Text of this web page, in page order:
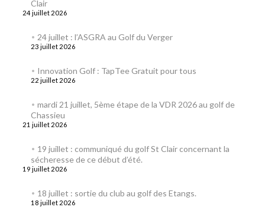
Clair
24 juillet 2026
24 juillet : l’ASGRA au Golf du Verger
23 juillet 2026
Innovation Golf : TapTee Gratuit pour tous
22 juillet 2026
mardi 21 juillet, 5ème étape de la VDR 2026 au golf de
Chassieu
21 juillet 2026
19 juillet : communiqué du golf St Clair concernant la
sécheresse de ce début d’été.
19 juillet 2026
18 juillet : sortie du club au golf des Etangs.
18 juillet 2026